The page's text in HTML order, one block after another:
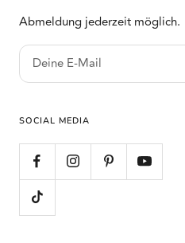
Abmeldung jederzeit möglich.
Deine E-Mail
SOCIAL MEDIA